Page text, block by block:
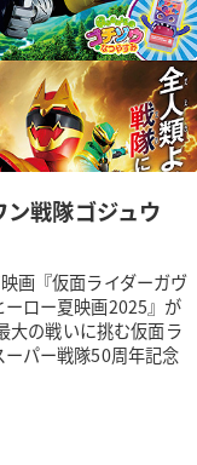
戦隊ゴジュウ
画『仮面ライダーガヴ
ーロー夏映画2025』が
大の戦いに挑む仮面ラ
ーパー戦隊50周年記念